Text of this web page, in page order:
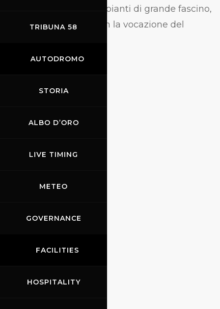
TRIBUNA 58
AUTODROMO
STORIA
ALBO D’ORO
LIVE TIMING
METEO
GOVERNANCE
FACILITIES
HOSPITALITY
territorio si trovano impianti di grande fascino,
che ben si sposano con la vocazione del
Il Castello di Cafaggiolo